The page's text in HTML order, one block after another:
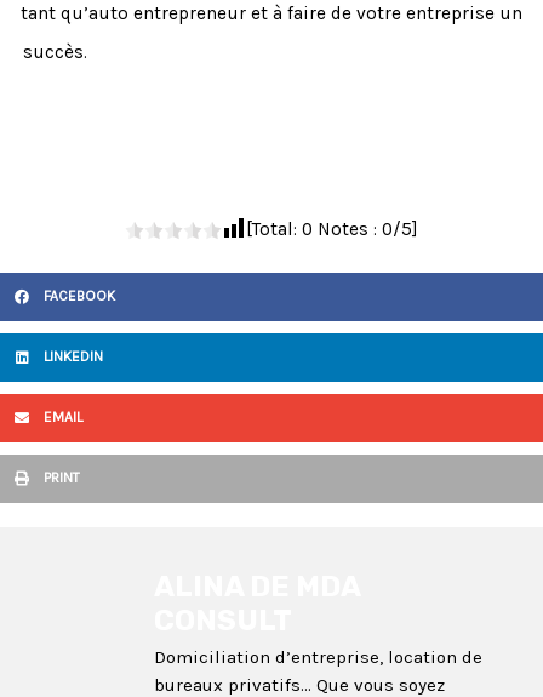
tant qu’auto entrepreneur et à faire de votre entreprise un
succès.
[Total: 0 Notes : 0/5]
FACEBOOK
LINKEDIN
EMAIL
PRINT
Domiciliation d’entreprise, location de
bureaux privatifs... Que vous soyez